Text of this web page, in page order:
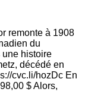
remonte à 1908
du
une histoire
décédé en
cvc.li/hozDc En
$ Alors,